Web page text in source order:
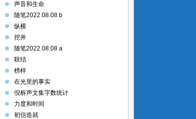
声音和生命
随笔2022.08.08 b
纵横
挖井
随笔2022.08.08 a
联结
榜样
在光里的事实
倪柝声文集字数统计
力度和时间
初信造就